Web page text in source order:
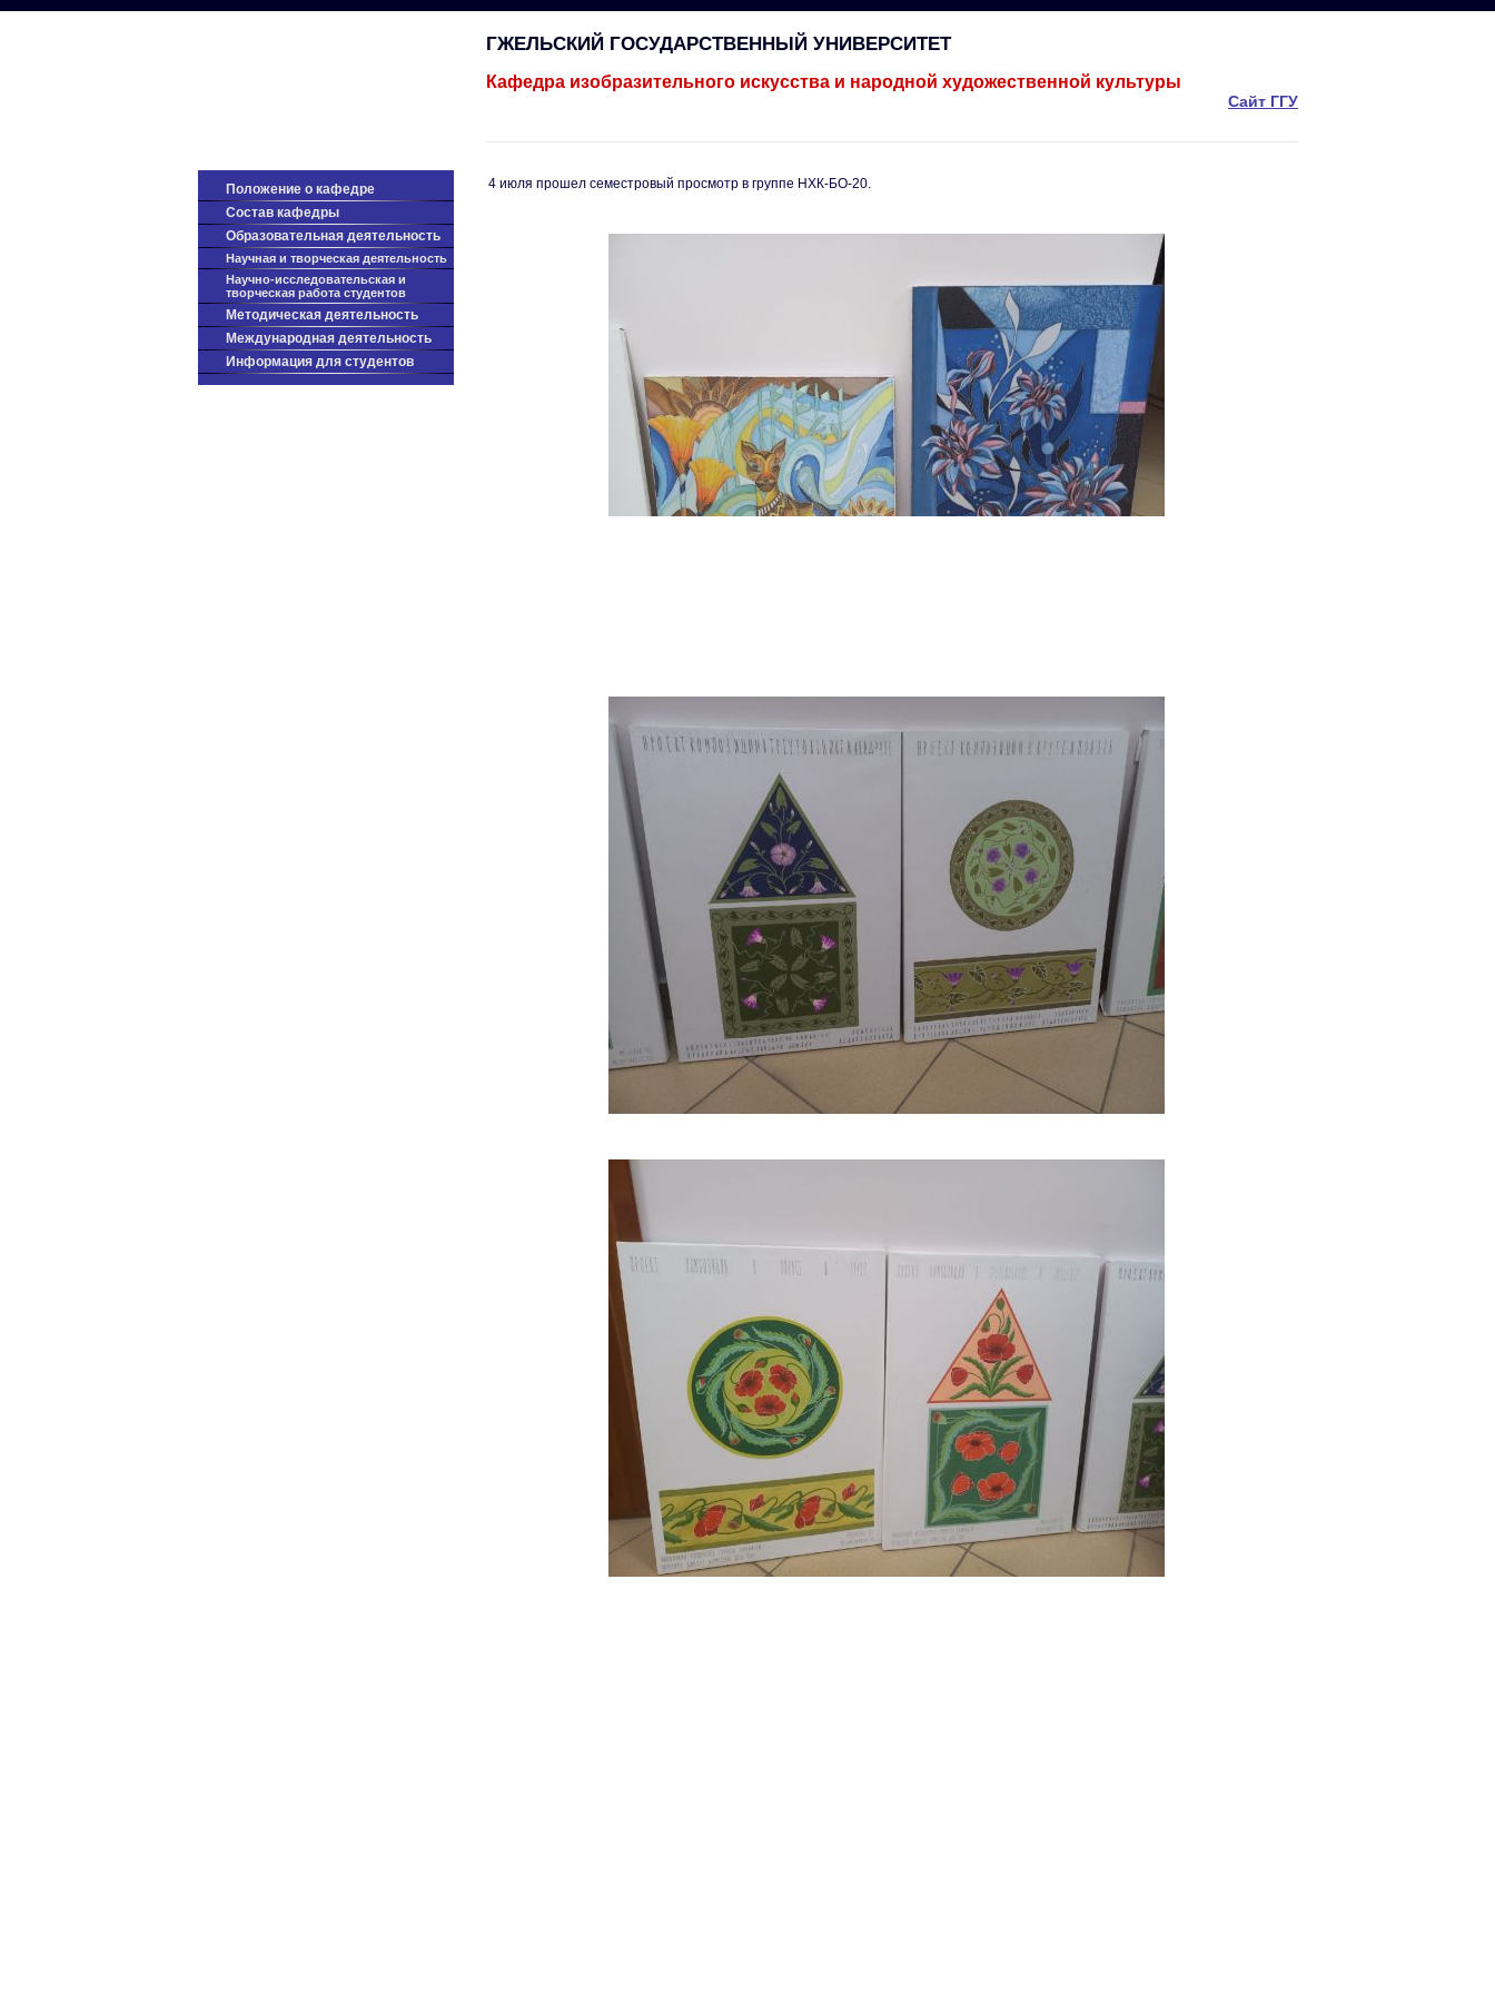
ГЖЕЛЬСКИЙ ГОСУДАРСТВЕННЫЙ УНИВЕРСИТЕТ
Кафедра изобразительного искусства и народной художественной культуры
Сайт ГГУ
Положение о кафедре
Cостав кафедры
Образовательная деятельность
Научная и творческая деятельность
Научно-исследовательская и
творческая работа студентов
Методическая деятельность
Международная деятельность
Информация для студентов
4 июля прошел семестровый просмотр в группе НХК-БО-20.